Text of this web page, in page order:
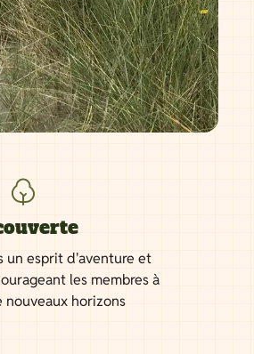
un esprit d'aventure et
les membres à
horizons